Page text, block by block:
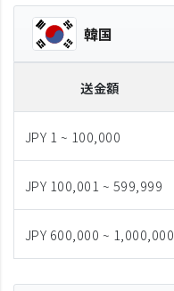
韓国
送金額
JPY 1 ~ 100,000
JPY 100,001 ~ 599,999
JPY 600,000 ~ 1,000,000